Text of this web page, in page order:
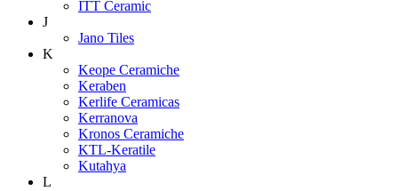
ITT Ceramic
J
Jano Tiles
K
Keope Ceramiche
Keraben
Kerlife Ceramicas
Kerranova
Kronos Ceramiche
KTL-Keratile
Kutahya
L